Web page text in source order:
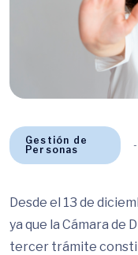
Gestión de
Personas
Desde el 13 de
ya que la Cámara de
tercer trámite